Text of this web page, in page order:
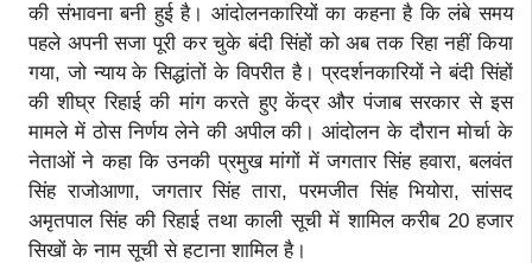
की संभावना बनी हुई है। आंदोलनकारियों का कहना है कि लंबे समय
पहले अपनी सजा पूरी कर चुके बंदी सिंहों को अब तक रिहा नहीं किया
गया, जो न्याय के सिद्धांतों के विपरीत है। प्रदर्शनकारियों ने बंदी सिंहों
की शीघ्र रिहाई की मांग करते हुए केंद्र और पंजाब सरकार से इस
मामले में ठोस निर्णय लेने की अपील की। आंदोलन के दौरान मोर्चा के
नेताओं ने कहा कि उनकी प्रमुख मांगों में जगतार सिंह हवारा, बलवंत
सिंह राजोआणा, जगतार सिंह तारा, परमजीत सिंह भियोरा, सांसद
अमृतपाल सिंह की रिहाई तथा काली सूची में शामिल करीब 20 हजार
सिखों के नाम सूची से हटाना शामिल है।